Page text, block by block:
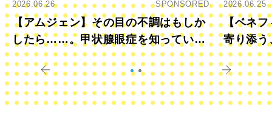
2026.06.26 SPONSORED
【アムジェン】その目の不調はもしか
したら……。甲状腺眼症を知っていま
すか？
2026.06.25
【ベネフ
寄り添う
きに